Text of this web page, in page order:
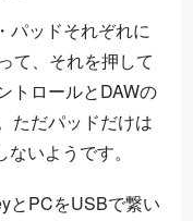
パッドそれぞれに
て、それを押して
トロールとDAWの
ただパッドだけは
いようです。
とPCをUSBで繋い